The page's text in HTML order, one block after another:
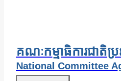
គណៈកម្មាធិការជាតិប្
National Committee